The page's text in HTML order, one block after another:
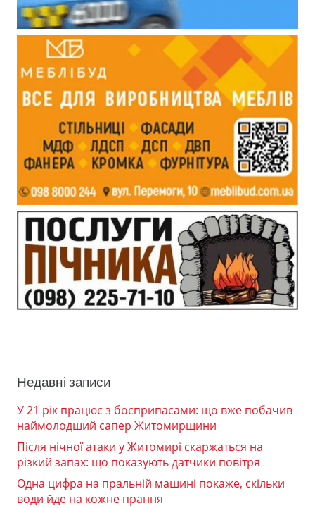
Недавні записи
У 21 рік працює з боєприпасами: що вже побачив
наймолодший сапер Житомирщини
Після нічної атаки у Житомирі скаржаться на
різкий запах: що показують датчики повітря
Одна цифра на пральній машині покаже, скільки
води йде на кожне прання